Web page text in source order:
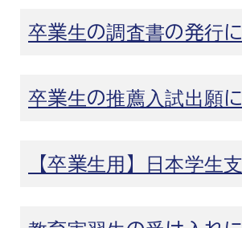
卒業生の調査書の発行
卒業生の推薦入試出願
【卒業生用】日本学